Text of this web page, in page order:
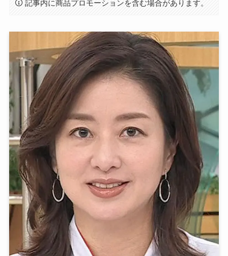
記事内に商品プロモーションを含む場合があります。